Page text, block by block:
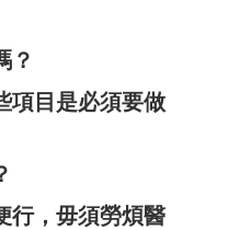
？
項目是必須要做
行，毋須勞煩醫